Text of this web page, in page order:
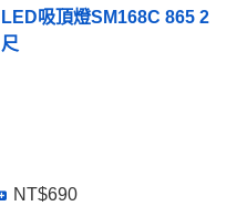
LED吸頂燈SM168C 865 2
尺
NT$690